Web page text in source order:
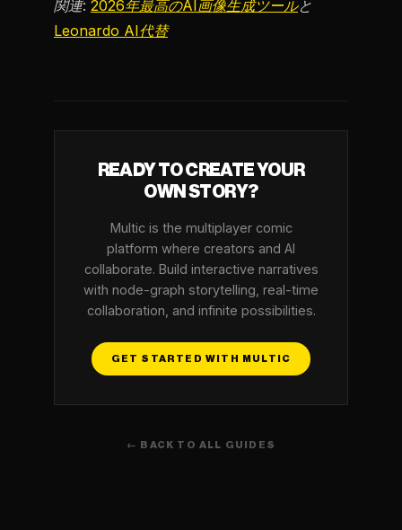
関連: 2026年最高のAI画像生成ツールと
Leonardo AI代替
READY TO CREATE YOUR
OWN STORY?
Multic is the multiplayer comic
platform where creators and AI
collaborate. Build interactive narratives
with node-graph storytelling, real-time
collaboration, and infinite possibilities.
GET STARTED WITH MULTIC
← BACK TO ALL GUIDES